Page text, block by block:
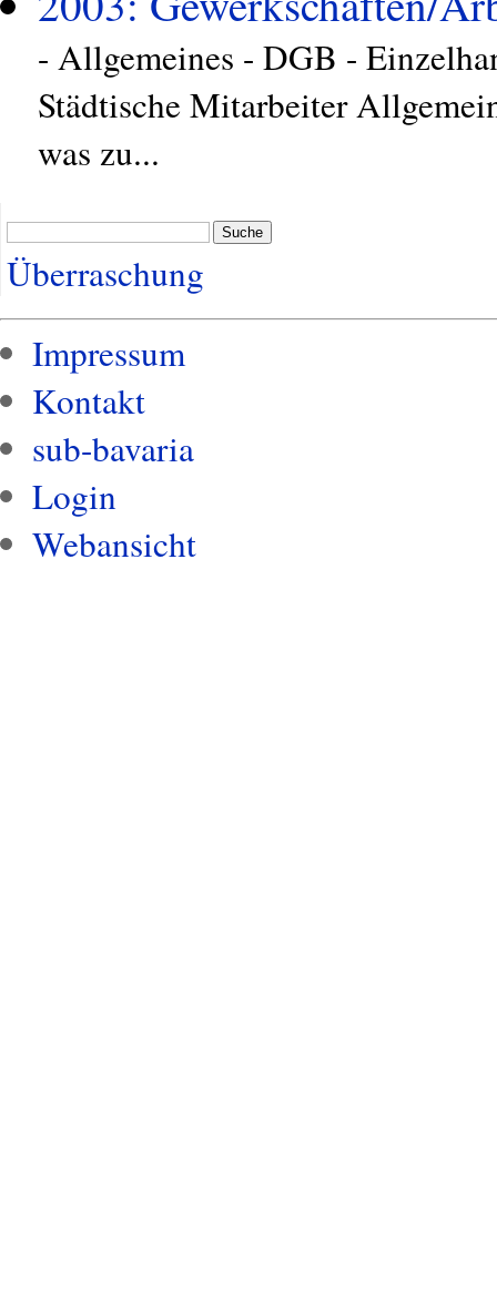
- Allgemeines - DGB -
Städtische Mitarbeiter
was zu...
Suche
Überraschung
Impressum
Kontakt
sub-bavaria
Login
Webansicht